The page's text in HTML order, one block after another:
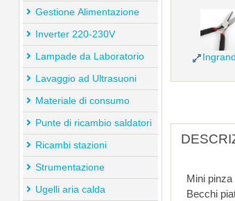
Gestione Alimentazione
Inverter 220-230V
Lampade da Laboratorio
Lavaggio ad Ultrasuoni
Materiale di consumo
Punte di ricambio saldatori
Ricambi stazioni
Strumentazione
Ugelli aria calda
Mini
Becchi